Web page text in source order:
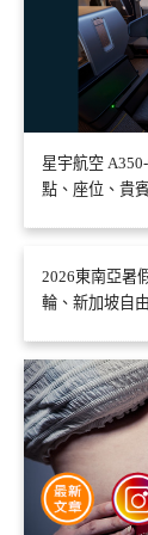
星宇航空
點、座位、貴
2026東南亞暑
輪、新加坡自